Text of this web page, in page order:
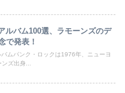
【動画】首都高で4tトラックが原因の玉突き事故に巻き込まれた軽バンの車載。
甲子園を観ていたトメが慶応校を「生まれつきなんでも持ってて狡い、勝ち星は田舎の貧乏人に譲れ」と罵倒した
ルバム100選、ラモーンズのデ
で発表！
ムパンク・ロックは1976年、ニューヨ
ズ出身...